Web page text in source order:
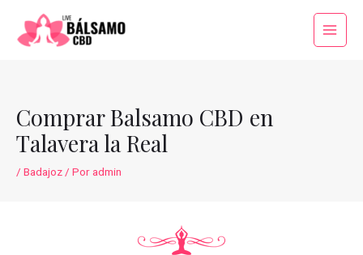
contenido
Main
Comprar Balsamo CBD en
Talavera la Real
/ Badajoz / Poradmin